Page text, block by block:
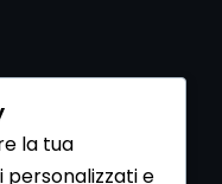
la tua
e